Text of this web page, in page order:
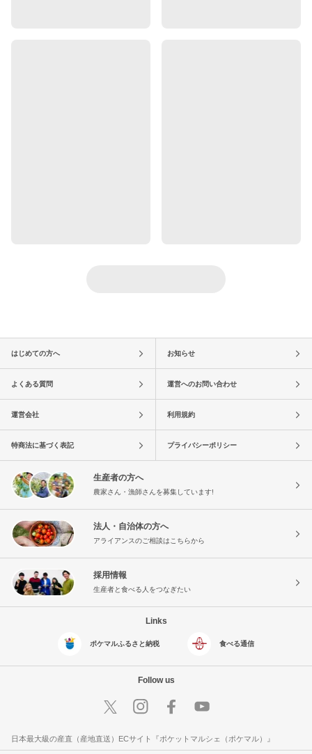
はじめての方へ お知らせ
よくある質問 運営へのお問い合わせ
運営会社 利用規約
特商法に基づく表記 プライバシーポリシー
生産者の方へ
農家さん・漁師さんを募集しています!
法人・自治体の方へ
アライアンスのご相談はこちらから
採用情報
生産者と食べる人をつなぎたい
Links
ポケマルふるさと納税 食べる通信
Follow us
日本最大級の産直（産地直送）ECサイト『ポケットマルシェ（ポケマル）』